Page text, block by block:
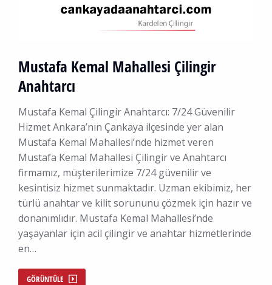
Mustafa Kemal Mahallesi Çilingir
Anahtarcı
Mustafa Kemal Çilingir Anahtarcı: 7/24 Güvenilir
Hizmet Ankara’nın Çankaya ilçesinde yer alan
Mustafa Kemal Mahallesi’nde hizmet veren
Mustafa Kemal Mahallesi Çilingir ve Anahtarcı
firmamız, müşterilerimize 7/24 güvenilir ve
kesintisiz hizmet sunmaktadır. Uzman ekibimiz, her
türlü anahtar ve kilit sorununu çözmek için hazır ve
donanımlıdır. Mustafa Kemal Mahallesi’nde
yaşayanlar için acil çilingir ve anahtar hizmetlerinde
en…
GÖRÜNTÜLE